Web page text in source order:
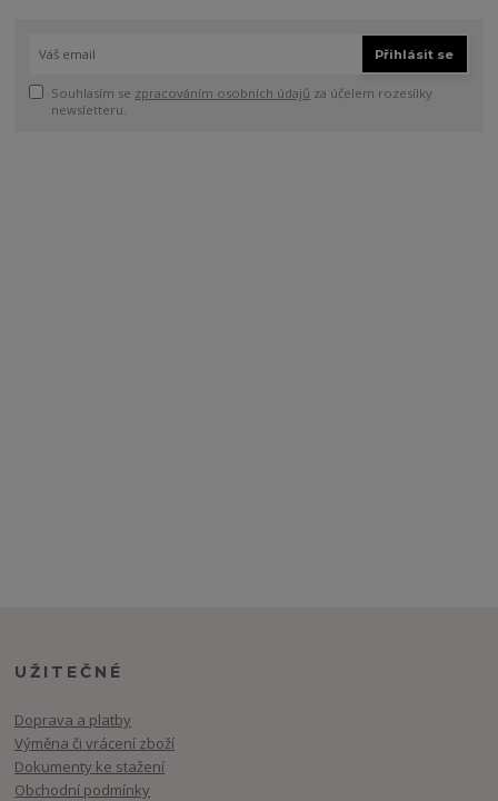
Přihlásit se
Souhlasím se zpracováním osobních údajů za účelem rozesílky
newsletteru.
UŽITEČNÉ
Doprava a platby
Výměna či vrácení zboží
Dokumenty ke stažení
Obchodní podmínky